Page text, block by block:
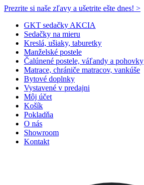
Prezrite si naše zľavy a ušetrite ešte dnes! >​
GKT sedačky AKCIA
Sedačky na mieru
Kreslá, ušiaky, taburetky
Manželské postele
Čalúnené postele, váľandy a pohovky
Matrace, chrániče matracov, vankúše
Bytové doplnky
Vystavené v predajni
Môj účet
Košík
Pokladňa
O nás
Showroom
Kontakt